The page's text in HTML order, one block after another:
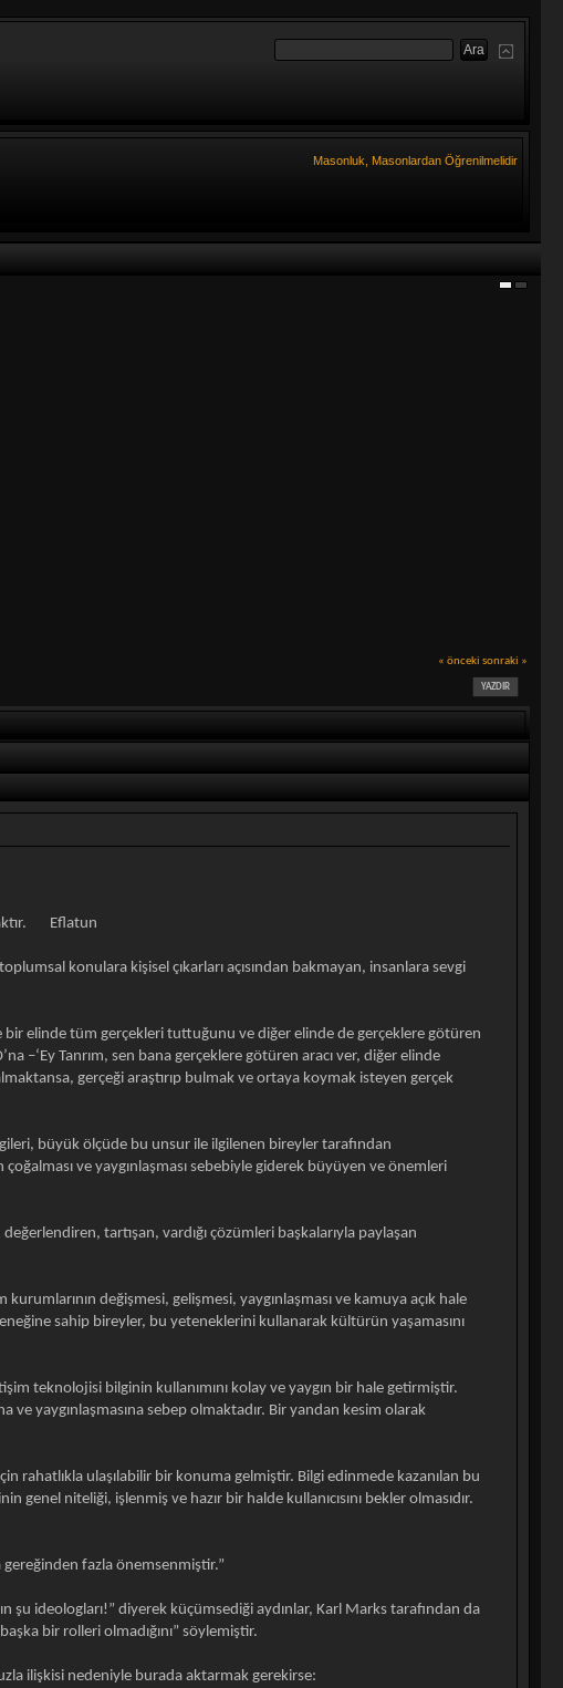
Masonluk, Masonlardan Öğrenilmelidir
« önceki sonraki »
YAZDIR
Eflatun
konulara kişisel çıkarları açısından bakmayan, insanlara sevgi
bir elinde tüm gerçekleri tuttuğunu ve diğer elinde de gerçeklere götüren
–‘Ey Tanrım, sen bana gerçeklere götüren aracı ver, diğer elinde
gerçeği araştırıp bulmak ve ortaya koymak isteyen gerçek
büyük ölçüde bu unsur ile ilgilenen bireyler tarafından
ve yaygınlaşması sebebiyle giderek büyüyen ve önemleri
tartışan, vardığı çözümleri başkalarıyla paylaşan
değişmesi, gelişmesi, yaygınlaşması ve kamuya açık hale
sahip bireyler, bu yeteneklerini kullanarak kültürün yaşamasını
teknolojisi bilginin kullanımını kolay ve yaygın bir hale getirmiştir.
ve yaygınlaşmasına sebep olmaktadır. Bir yandan kesim olarak
rahatlıkla ulaşılabilir bir konuma gelmiştir. Bilgi edinmede kazanılan bu
niteliği, işlenmiş ve hazır bir halde kullanıcısını bekler olmasıdır.
fazla önemsenmiştir.”
şu ideologları!” diyerek küçümsediği aydınlar, Karl Marks tarafından da
bir rolleri olmadığını” söylemiştir.
ilişkisi nedeniyle burada aktarmak gerekirse: